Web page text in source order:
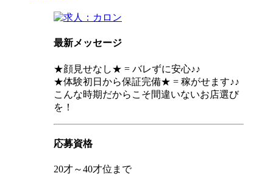
最新メッセージ
★顔見せなし★ = バレずに安心♪♪
★体験初日から保証完備★ = 稼がせます♪♪
こんな時期だからこそ間違いないお店選び
を！
応募資格
20才～40才位まで